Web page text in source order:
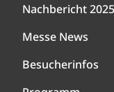
Nachbericht 2025
Messe News
Besucherinfos